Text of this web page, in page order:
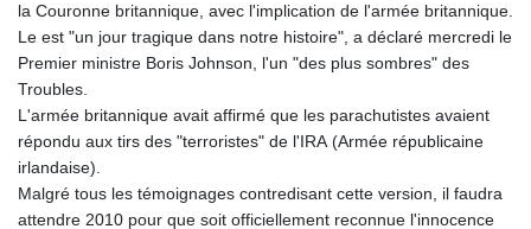
la Couronne britannique, avec l'implication de l'armée britannique.
Le est "un jour tragique dans notre histoire", a déclaré mercredi le
Premier ministre Boris Johnson, l'un "des plus sombres" des
Troubles.
L'armée britannique avait affirmé que les parachutistes avaient
répondu aux tirs des "terroristes" de l'IRA (Armée républicaine
irlandaise).
Malgré tous les témoignages contredisant cette version, il faudra
attendre 2010 pour que soit officiellement reconnue l'innocence